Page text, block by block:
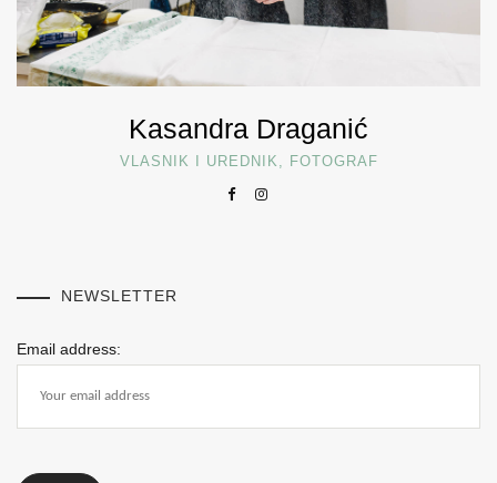
Kasandra Draganić
VLASNIK I UREDNIK, FOTOGRAF
NEWSLETTER
Email address: